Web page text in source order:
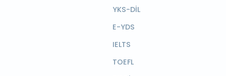
YKS-DİL
E-YDS
IELTS
TOEFL